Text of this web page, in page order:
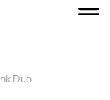
Duo